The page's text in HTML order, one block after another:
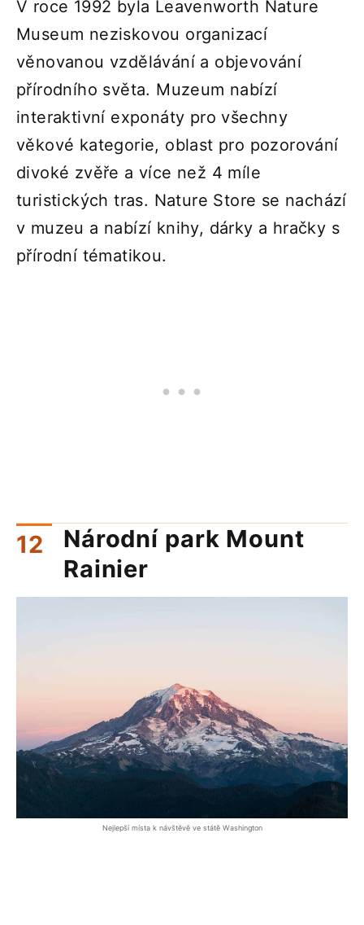
V roce 1992 byla Leavenworth Nature
Museum neziskovou organizací
věnovanou vzdělávání a objevování
přírodního světa. Muzeum nabízí
interaktivní exponáty pro všechny
věkové kategorie, oblast pro pozorování
divoké zvěře a více než 4 míle
turistických tras. Nature Store se nachází
v muzeu a nabízí knihy, dárky a hračky s
přírodní tématikou.
Národní park Mount
Rainier
Nejlepší místa k návštěvě ve státě Washington